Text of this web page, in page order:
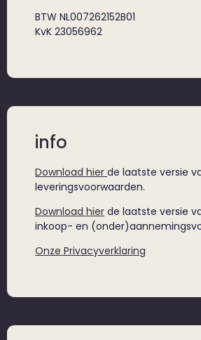
BTW NL007262152B01
KvK 23056962
info
Download hier de laatste versie
leveringsvoorwaarden.
Download hier de laatste versie
inkoop- en
Onze Privacyverklaring